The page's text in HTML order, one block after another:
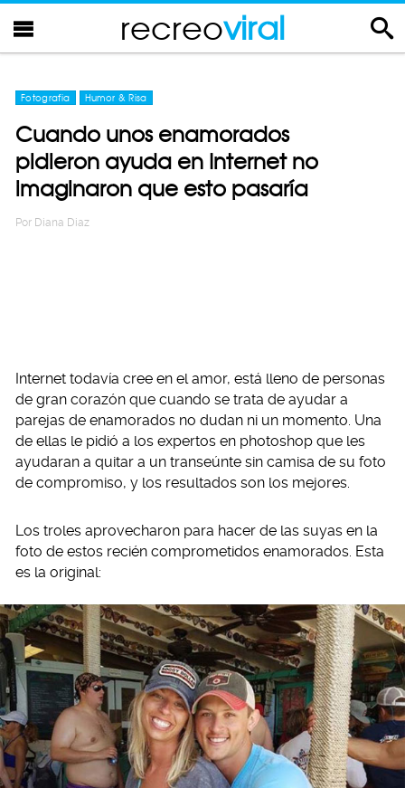
recreoviral
Fotografia Humor & Risa
Cuando unos enamorados
pidieron ayuda en Internet no
imaginaron que esto pasaría
Por Diana Diaz
Internet todavía cree en el amor, está lleno de personas
de gran corazón que cuando se trata de ayudar a
parejas de enamorados no dudan ni un momento. Una
de ellas le pidió a los expertos en photoshop que les
ayudaran a quitar a un transeúnte sin camisa de su foto
de compromiso, y los resultados son los mejores.
Los troles aprovecharon para hacer de las suyas en la
foto de estos recién comprometidos enamorados. Esta
es la original: